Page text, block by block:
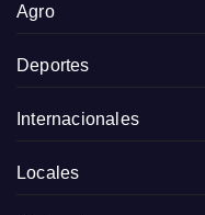
Agro
Deportes
Internacionales
Locales